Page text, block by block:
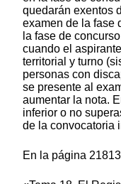
quedarán exentos
examen de la fase
la fase de
cuando el
territorial y turno
personas con
se presente al
aumentar la nota.
inferior o no
de la convocatoria
En la página